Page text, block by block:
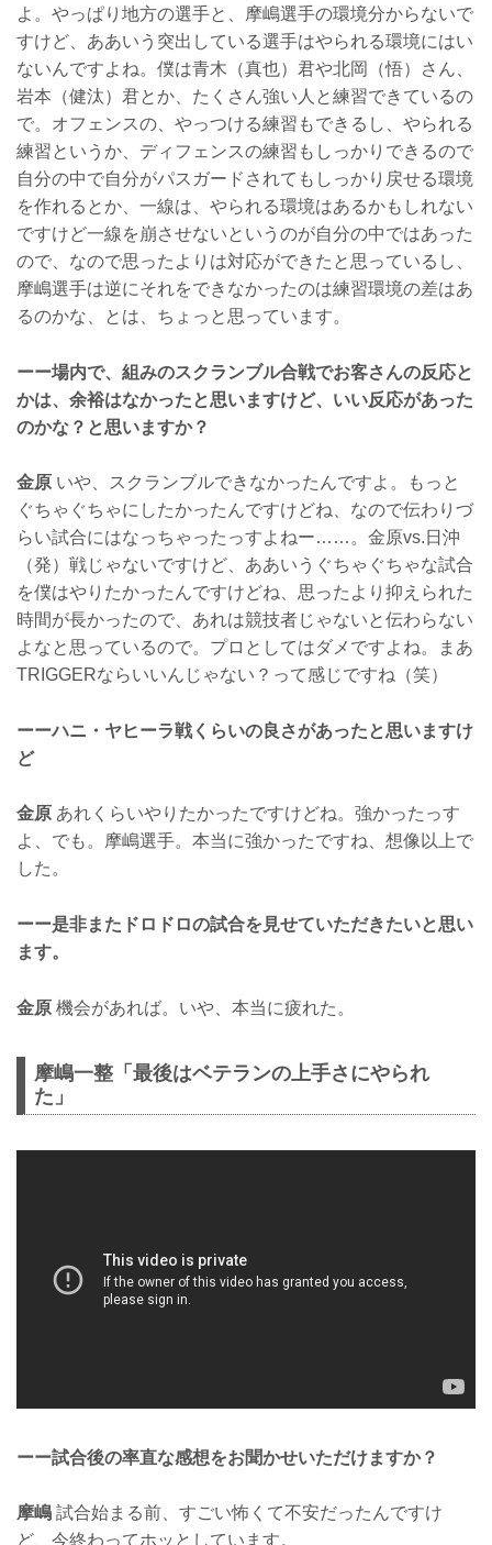
よ。やっぱり地方の選手と、摩嶋選手の環境分からないで
すけど、ああいう突出している選手はやられる環境にはい
ないんですよね。僕は青木（真也）君や北岡（悟）さん、
岩本（健汰）君とか、たくさん強い人と練習できているの
で。オフェンスの、やっつける練習もできるし、やられる
練習というか、ディフェンスの練習もしっかりできるので
自分の中で自分がパスガードされてもしっかり戻せる環境
を作れるとか、一線は、やられる環境はあるかもしれない
ですけど一線を崩させないというのが自分の中ではあった
ので、なので思ったよりは対応ができたと思っているし、
摩嶋選手は逆にそれをできなかったのは練習環境の差はあ
るのかな、とは、ちょっと思っています。
ーー場内で、組みのスクランブル合戦でお客さんの反応と
かは、余裕はなかったと思いますけど、いい反応があった
のかな？と思いますか？
金原 いや、スクランブルできなかったんですよ。もっと
ぐちゃぐちゃにしたかったんですけどね、なので伝わりづ
らい試合にはなっちゃったっすよねー……。金原vs.日沖
（発）戦じゃないですけど、ああいうぐちゃぐちゃな試合
を僕はやりたかったんですけどね、思ったより抑えられた
時間が長かったので、あれは競技者じゃないと伝わらない
よなと思っているので。プロとしてはダメですよね。まあ
TRIGGERならいいんじゃない？って感じですね（笑）
ーーハニ・ヤヒーラ戦くらいの良さがあったと思いますけ
ど
金原 あれくらいやりたかったですけどね。強かったっす
よ、でも。摩嶋選手。本当に強かったですね、想像以上で
した。
ーー是非またドロドロの試合を見せていただきたいと思い
ます。
金原 機会があれば。いや、本当に疲れた。
摩嶋一整「最後はベテランの上手さにやられ
た」
ーー試合後の率直な感想をお聞かせいただけますか？
摩嶋 試合始まる前、すごい怖くて不安だったんですけ
ど、今終わってホッとしています。